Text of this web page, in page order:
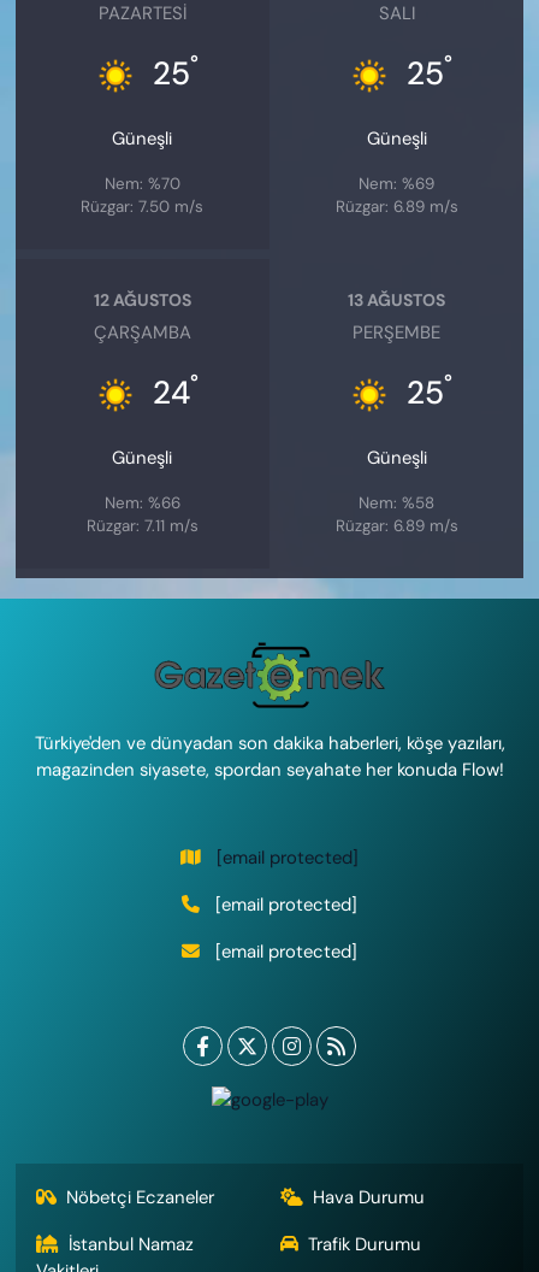
PAZARTESI
25°
Güneşli
Nem: %70
Rüzgar: 7.50 m/s
SALI
25°
Güneşli
Nem: %69
Rüzgar: 6.89 m/s
12 AĞUSTOS
ÇARŞAMBA
24°
Güneşli
Nem: %66
Rüzgar: 7.11 m/s
13 AĞUSTOS
PERŞEMBE
25°
Güneşli
Nem: %58
Rüzgar: 6.89 m/s
Türkiye'den ve dünyadan son dakika haberleri, köşe yazıları,
magazinden siyasete, spordan seyahate her konuda Flow!
[email protected]
[email protected]
[email protected]
Nöbetçi Eczaneler
Hava Durumu
İstanbul Namaz
Trafik Durumu